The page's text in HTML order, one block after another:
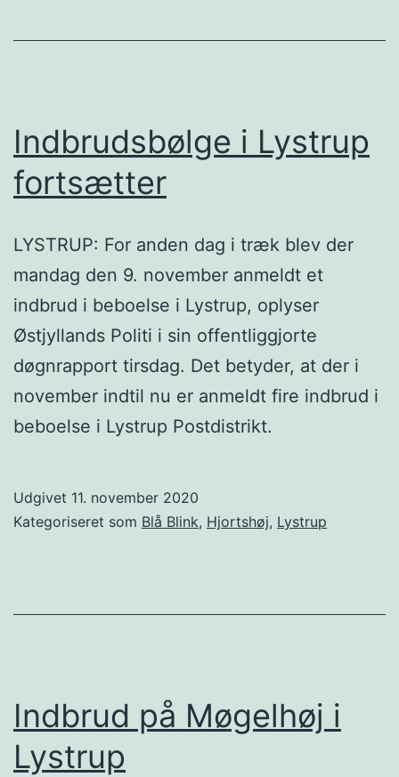
Indbrudsbølge i Lystrup
fortsætter
LYSTRUP: For anden dag i træk blev der
mandag den 9. november anmeldt et
indbrud i beboelse i Lystrup, oplyser
Østjyllands Politi i sin offentliggjorte
døgnrapport tirsdag. Det betyder, at der i
november indtil nu er anmeldt fire indbrud i
beboelse i Lystrup Postdistrikt.
Udgivet 11. november 2020
Kategoriseret som Blå Blink, Hjortshøj, Lystrup
Indbrud på Møgelhøj i
Lystrup